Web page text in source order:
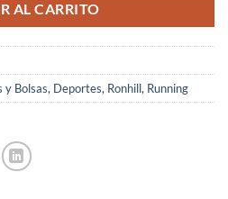
AL CARRITO
y Bolsas, Deportes, Ronhill, Running